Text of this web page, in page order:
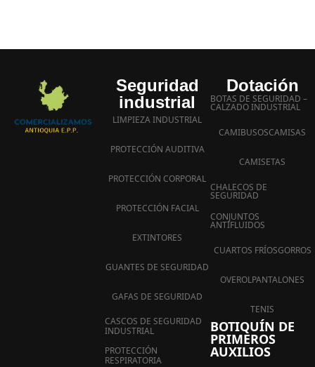
Seguridad
industrial
LIMPIEZA INDUSTRIAL
PROTECCIÓN AUDITIVA
PROTECCIÓN CORPORAL
PROTECCIÓN FACIAL
EXTINTORES
GUANTES DE SEGURIDAD
GAFAS DE SEGURIDAD
CASCOS DE SEGURIDAD
INDUSTRIAL
PROTECCIÓN
RESPIRATORIA
Dotación
BOTAS DE SEGURIDAD –
CALZADO INDUSTRIAL
CAMIBUSOSCAMISAS
CAMISETAS
CHALECOS DE
SEGURIDAD
CONJUNTOS
ANTIFLUIDOS
CUARTOS FRÍOSGORROS
OVEROLPANTALONES
TENIS
BOTIQUÍN DE
PRIMEROS
AUXILIOS